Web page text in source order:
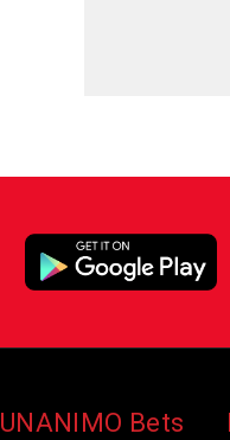
UNANIMO Bets